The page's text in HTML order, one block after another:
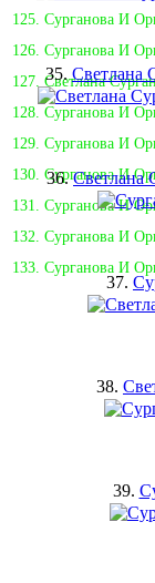
125. Сурганова И
126. Сурганова И
127. Светлана
128. Сурганова И
129. Сурганова И
130. Сурганова И
131. Сурганова И
132. Сурганова И
133. Сурганова И
35. Светлана
36.Светлана
37.
38.
39.